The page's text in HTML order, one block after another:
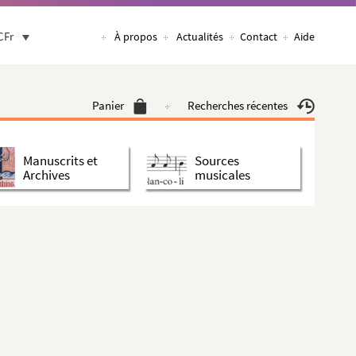
À propos Actualités Contact Aide
Panier Recherches récentes
Manuscrits et
Archives
Sources
musicales